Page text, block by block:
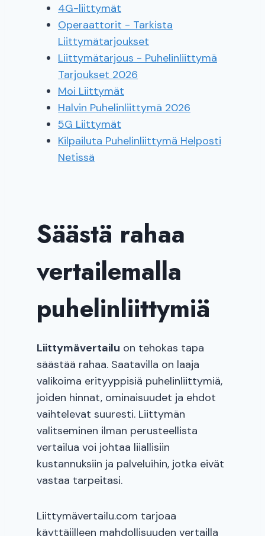
4G-liittymät
Operaattorit - Tarkista
Liittymätarjoukset
Liittymätarjous - Puhelinliittymä
Tarjoukset 2026
Moi Liittymät
Halvin Puhelinliittymä 2026
5G Liittymät
Kilpailuta Puhelinliittymä Helposti
Netissä
Säästä rahaa
vertailemalla
puhelinliittymiä
Liittymävertailu on tehokas tapa
säästää rahaa. Saatavilla on laaja
valikoima erityyppisiä puhelinliittymiä,
joiden hinnat, ominaisuudet ja ehdot
vaihtelevat suuresti. Liittymän
valitseminen ilman perusteellista
vertailua voi johtaa liiallisiin
kustannuksiin ja palveluihin, jotka eivät
vastaa tarpeitasi.
Liittymävertailu.com tarjoaa
käyttäjilleen mahdollisuuden vertailla